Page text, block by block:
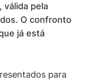
válida pela
O confronto
já está
para